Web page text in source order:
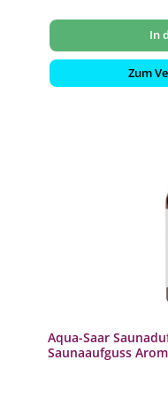
In
Zum
Aqua-Saar
Saunaaufguss